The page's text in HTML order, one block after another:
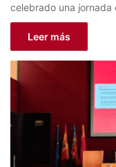
celebrado una
Leer más